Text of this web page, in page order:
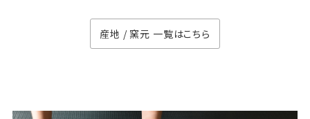
産地 / 窯元 一覧はこちら